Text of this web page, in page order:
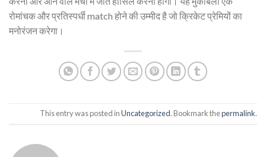
रोमांचक और प्रतिस्पर्धी match होने की उम्मीद है जो क्रिकेट प्रेमियों का
मनोरंजन करेगा।
This entry was posted inUncategorized. Bookmark thepermalink.